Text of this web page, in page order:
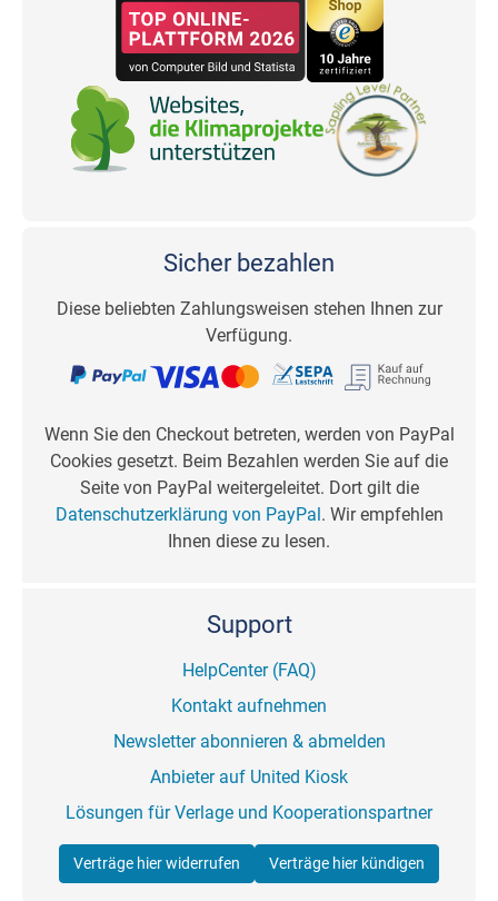
Sicher bezahlen
Diese beliebten Zahlungsweisen stehen Ihnen zur
Verfügung.
Wenn Sie den Checkout betreten, werden von PayPal
Cookies gesetzt. Beim Bezahlen werden Sie auf die
Seite von PayPal weitergeleitet. Dort gilt die
Datenschutzerklärung von PayPal. Wir empfehlen
Ihnen diese zu lesen.
Support
HelpCenter (FAQ)
Kontakt aufnehmen
Newsletter abonnieren & abmelden
Anbieter auf United Kiosk
Lösungen für Verlage und Kooperationspartner
Verträge hier widerrufen Verträge hier kündigen